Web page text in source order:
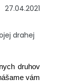
27.04.2021
drahej
druhov
vám